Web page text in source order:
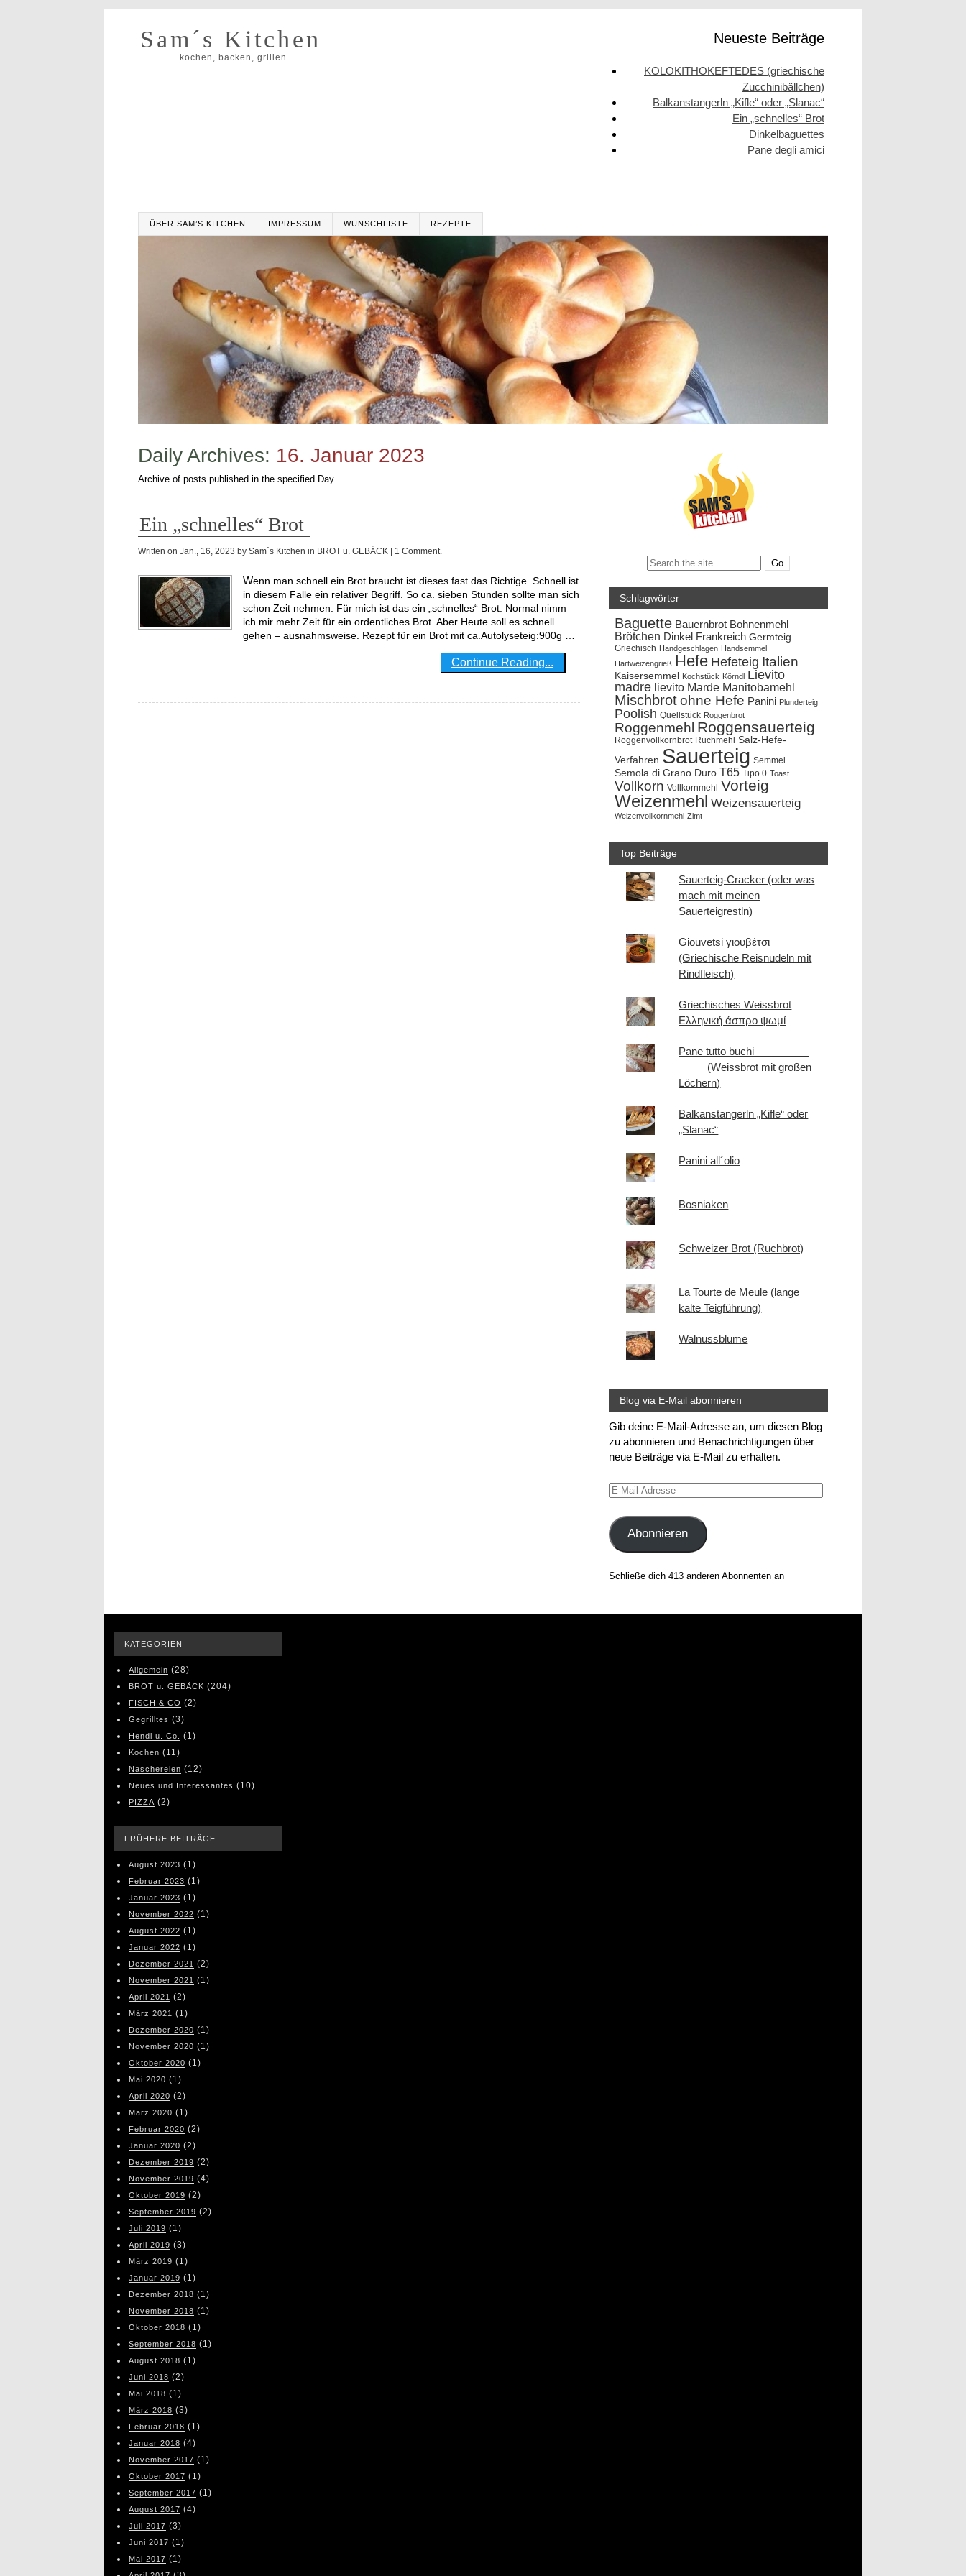
Sam´s Kitchen
kochen, backen, grillen
Neueste Beiträge
KOLOKITHOKEFTEDES (griechische
Zucchinibällchen)
Balkanstangerln „Kifle“ oder „Slanac“
Ein „schnelles“ Brot
Dinkelbaguettes
Pane degli amici
ÜBER SAM’S KITCHEN IMPRESSUM WUNSCHLISTE REZEPTE
Daily Archives: 16. Januar 2023
Archive of posts published in the specified Day
Ein „schnelles“ Brot
Written on Jan., 16, 2023 by Sam´s Kitchen in BROT u. GEBÄCK | 1 Comment.
Wenn man schnell ein Brot braucht ist dieses fast das Richtige. Schnell ist
in diesem Falle ein relativer Begriff. So ca. sieben Stunden sollte man sich
schon Zeit nehmen. Für mich ist das ein „schnelles“ Brot. Normal nimm
ich mir mehr Zeit für ein ordentliches Brot. Aber Heute soll es schnell
gehen – ausnahmsweise. Rezept für ein Brot mit ca.Autolyseteig:900g …
Continue Reading...
Search:
Schlagwörter
Baguette Bauernbrot Bohnenmehl
Brötchen Dinkel Frankreich Germteig
Griechisch Handgeschlagen Handsemmel
Hartweizengrieß Hefe Hefeteig Italien
Kaisersemmel Kochstück Körndl Lievito
madre lievito Marde Manitobamehl
Mischbrotohne Hefe Panini Plunderteig
Poolish Quellstück Roggenbrot
Roggenmehl Roggensauerteig
Roggenvollkornbrot Ruchmehl Salz-Hefe-
Verfahren Sauerteig Semmel
Semola di Grano Duro T65 Tipo 0 Toast
Vollkorn Vollkornmehl Vorteig
Weizenmehl Weizensauerteig
Weizenvollkornmehl Zimt
Top Beiträge
Sauerteig-Cracker (oder was
mach mit meinen
Sauerteigrestln)
Giouvetsi γιουβέτσι
(Griechische Reisnudeln mit
Rindfleisch)
Griechisches Weissbrot
Ελληνική άσπρο ψωμί
Pane tutto buchi
(Weissbrot mit großen
Löchern)
Balkanstangerln „Kifle“ oder
„Slanac“
Panini all´olio
Bosniaken
Schweizer Brot (Ruchbrot)
La Tourte de Meule (lange
kalte Teigführung)
Walnussblume
Blog via E-Mail abonnieren
Gib deine E-Mail-Adresse an, um diesen Blog
zu abonnieren und Benachrichtigungen über
neue Beiträge via E-Mail zu erhalten.
E-
Adresse
Abonnieren
Schließe dich 413 anderen Abonnenten an
KATEGORIEN
Allgemein (28)
BROT u. GEBÄCK (204)
FISCH & CO (2)
Gegrilltes (3)
Hendl u. Co. (1)
Kochen (11)
Naschereien (12)
Neues und Interessantes (10)
PIZZA (2)
FRÜHERE BEITRÄGE
August 2023 (1)
Februar 2023 (1)
Januar 2023 (1)
November 2022 (1)
August 2022 (1)
Januar 2022 (1)
Dezember 2021 (2)
November 2021 (1)
April 2021 (2)
März 2021 (1)
Dezember 2020 (1)
November 2020 (1)
Oktober 2020 (1)
Mai 2020 (1)
April 2020 (2)
März 2020 (1)
Februar 2020 (2)
Januar 2020 (2)
Dezember 2019 (2)
November 2019 (4)
Oktober 2019 (2)
September 2019 (2)
Juli 2019 (1)
April 2019 (3)
März 2019 (1)
Januar 2019 (1)
Dezember 2018 (1)
November 2018 (1)
Oktober 2018 (1)
September 2018 (1)
August 2018 (1)
Juni 2018 (2)
Mai 2018 (1)
März 2018 (3)
Februar 2018 (1)
Januar 2018 (4)
November 2017 (1)
Oktober 2017 (1)
September 2017 (1)
August 2017 (4)
Juli 2017 (3)
Juni 2017 (1)
Mai 2017 (1)